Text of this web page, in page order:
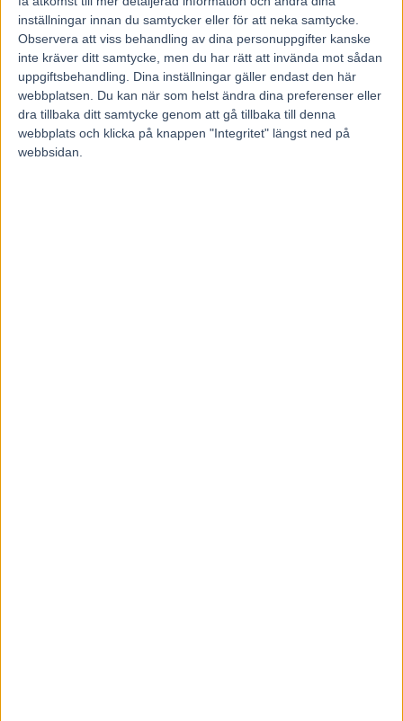
inställningar innan du samtycker eller för att neka samtycke.
Observera att viss behandling av dina personuppgifter kanske
inte kräver ditt samtycke, men du har rätt att invända mot sådan
uppgiftsbehandling. Dina inställningar gäller endast den här
webbplatsen. Du kan när som helst ändra dina preferenser eller
dra tillbaka ditt samtycke genom att gå tillbaka till denna
webbplats och klicka på knappen "Integritet" längst ned på
webbsidan.
Föregående artikel
V75 Analys avd 1-3 från
LIRAREN / SPELGUIDEN AB
Inför V75®/dubbeljackpot:
Obesegrad i ny regi